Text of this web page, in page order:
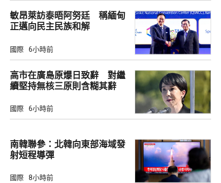
敏昂萊訪泰晤阿努廷 稱緬甸
正邁向民主民族和解
國際 6小時前
高市在廣島原爆日致辭 對繼
續堅持無核三原則含糊其辭
國際 6小時前
南韓聯參：北韓向東部海域發
射短程導彈
國際 8小時前